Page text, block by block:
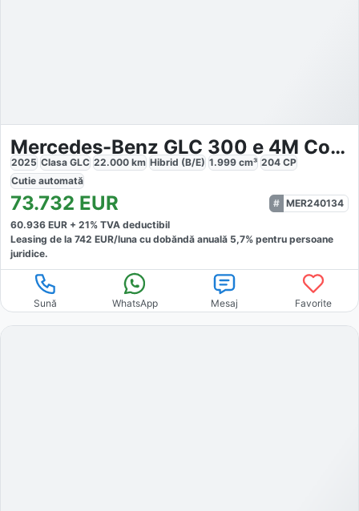
Mercedes-Benz GLC 300 e 4M Coupé AMG
2025 Clasa GLC 22.000 km Hibrid (B/E) 1.999 cm³ 204 CP
Cutie automată
73.732 EUR
MER240134
60.936 EUR + 21% TVA deductibil
Leasing de la 742 EUR/luna cu dobăndă anuală 5,7% pentru persoane
juridice.
Sună WhatsApp Mesaj Favorite